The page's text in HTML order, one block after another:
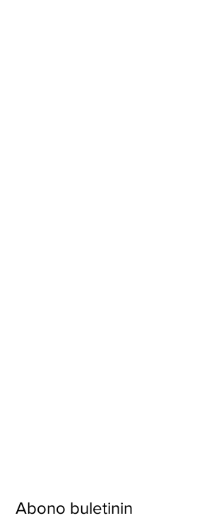
Abono buletinin